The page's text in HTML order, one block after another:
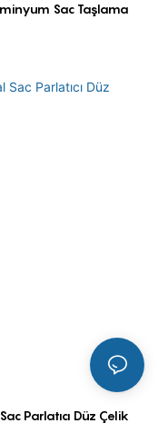
Sac Taşlama
Parlatıcı Düz ​​Çelik